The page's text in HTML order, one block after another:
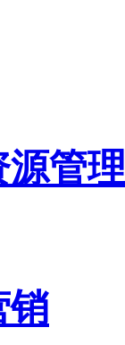
源管理
销